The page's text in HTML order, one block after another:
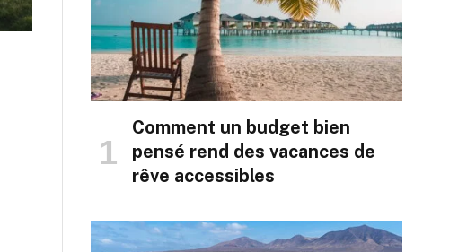
Comment un budget bien
pensé rend des vacances de
rêve accessibles